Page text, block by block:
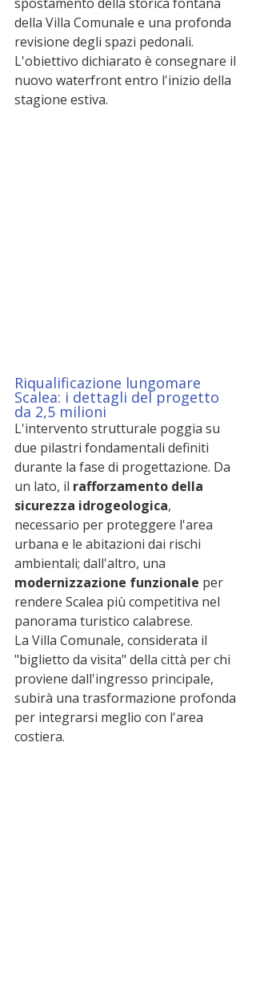
della Villa Comunale e una profonda
revisione degli spazi pedonali.
L'obiettivo dichiarato è consegnare il
nuovo waterfront entro l'inizio della
stagione estiva.
Riqualificazione lungomare
Scalea: i dettagli del progetto
da 2,5 milioni
L'intervento strutturale poggia su
due pilastri fondamentali definiti
durante la fase di progettazione. Da
un lato, il rafforzamento della
sicurezza idrogeologica,
necessario per proteggere l'area
urbana e le abitazioni dai rischi
ambientali; dall'altro, una
modernizzazione funzionale per
rendere Scalea più competitiva nel
panorama turistico calabrese.
La Villa Comunale, considerata il
"biglietto da visita" della città per chi
proviene dall'ingresso principale,
subirà una trasformazione profonda
per integrarsi meglio con l'area
costiera.